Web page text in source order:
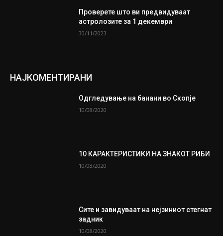
Проверете што ви предвидуваат
астролозите за 1 декември
30/11/2023
НАЈКОМЕНТИРАНИ
Одгледување на банани во Скопје
10/08/2020
10 КАРАКТЕРИСТИКИ НА ЗНАКОТ РИБИ
10/08/2020
Сите и завидуваат на нејзиниот стегнат
задник
10/08/2020